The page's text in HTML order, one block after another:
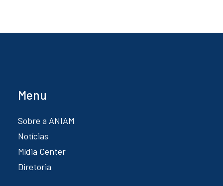
Menu
Sobre a ANIAM
Notícias
Mídia Center
Diretoria